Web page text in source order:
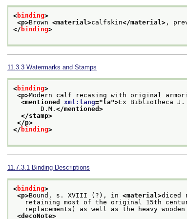
<binding>
<p>Brown <material>calfskin</material> ,
</ binding>
11.3.3 Watermarks and Stamps
<binding>
<p>Modern calf recasing with original
<mentioned xml:lang=" la">Ex Bibliotheca J.
D.M. </mentioned>
</stamp>
</p>
</ binding>
11.7.3.1 Binding Descriptions
<binding>
<p>Bound, s. XVIII (?), in <material>diced
retaining most of the original 15th century
replacements) as well as the heavy wooden
<decoNote>